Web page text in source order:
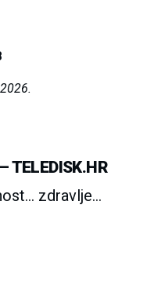
TELEDISK.HR
zdravlje...